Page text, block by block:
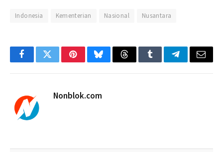
Indonesia Kementerian Nasional Nusantara
FacebookTwitterPinterestBlueskyThreadsTumblrTelegramEmail
Nonblok.com